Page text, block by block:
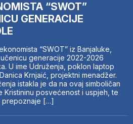
“SWOT”
GENERACIJE
“SWOT” iz Banjaluke,
generacije 2022-2026
U ime Udruženja, poklon laptop
Krnjaić, projektni menadžer.
istakla je da na ovaj simboličan
Kristininu posvećenost i uspjeh, te
[…]